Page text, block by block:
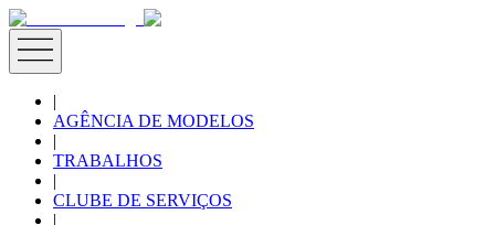
|
AGÊNCIA DE MODELOS
|
TRABALHOS
|
CLUBE DE SERVIÇOS
|